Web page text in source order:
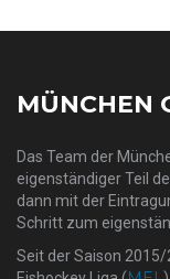
MÜNCHEN
Das Team der
eigenständiger Teil
dann mit der
Schritt zum
Seit der Saison